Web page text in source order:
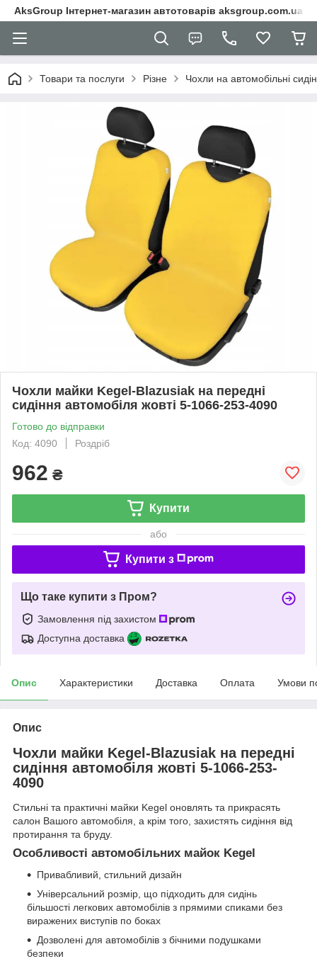
AksGroup Інтернет-магазин автотоварів aksgroup.com.ua
Товари та послуги Різне Чохли на автомобільні
Чохли майки Kegel-Blazusiak на передні
сидіння автомобіля жовті 5-1066-253-4090
Готово до відправки
Код: 4090
Роздріб
962 ₴
Купити
або
Купити з
Що таке купити з Пром?
Замовлення під захистом
Доступна доставка
Опис Характеристики Доставка Оплата Умови
Опис
Чохли майки Kegel-Blazusiak на передні
сидіння автомобіля жовті 5-1066-253-
4090
Стильні та практичні майки Kegel оновлять та прикрасять
салон Вашого автомобіля, а крім того, захистять сидіння від
протирання та бруду.
Особливості автомобільних майок Kegel
Привабливий, стильний дизайн
Універсальний розмір, що підходить для сидінь
більшості легкових автомобілів з прямими спиками без
виражених виступів по боках
Дозволені для автомобілів з бічними подушками
безпеки